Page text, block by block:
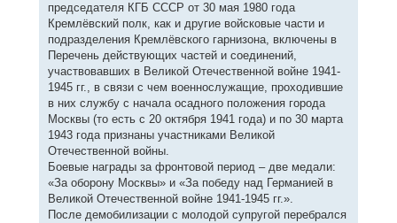
председателя КГБ СССР от 30 мая 1980 года
Кремлёвский полк, как и другие войсковые части и
подразделения Кремлёвского гарнизона, включены в
Перечень действующих частей и соединений,
участвовавших в Великой Отечественной войне 1941-
1945 гг., в связи с чем военнослужащие, проходившие
в них службу с начала осадного положения города
Москвы (то есть с 20 октября 1941 года) и по 30 марта
1943 года признаны участниками Великой
Отечественной войны.
Боевые награды за фронтовой период – две медали:
«За оборону Москвы» и «За победу над Германией в
Великой Отечественной войне 1941-1945 гг.».
После демобилизации с молодой супругой перебрался